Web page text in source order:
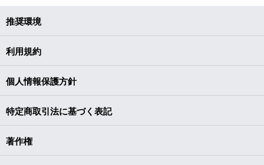
推奨環境
利用規約
個人情報保護方針
特定商取引法に基づく表記
著作権